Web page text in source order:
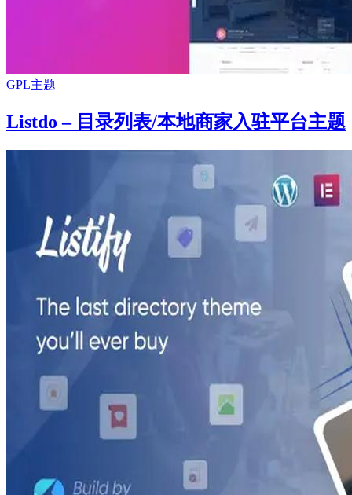
GPL主题
Listdo – 目录列表/本地商家入驻平台主题